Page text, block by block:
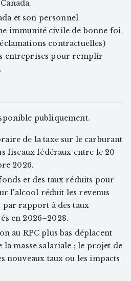
et son personnel
immunité civile de bonne foi
contractuelles)
entreprises pour remplir
publiquement.
de la taxe sur le carburant
fiscaux fédéraux entre le 20
2026.
et des taux réduits pour
l'alcool réduit les revenus
rapport à des taux
en 2026–2028.
au RPC plus bas déplacent
masse salariale ; le projet de
nouveaux taux ou les impacts